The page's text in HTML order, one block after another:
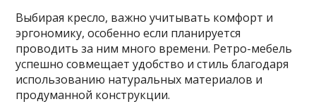
Выбирая кресло, важно учитывать комфорт и
эргономику, особенно если планируется
проводить за ним много времени. Ретро-мебель
успешно совмещает удобство и стиль благодаря
использованию натуральных материалов и
продуманной конструкции.